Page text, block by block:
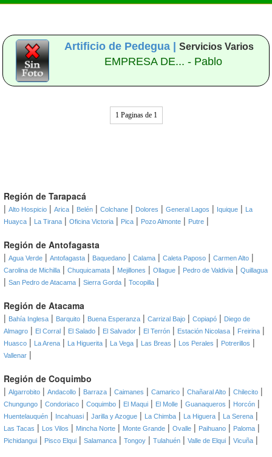
Artificio de Pedegua | Servicios Varios
EMPRESA DE... - Pablo
1 Paginas de 1
Región de Tarapacá
| Alto Hospicio | Arica | Belén | Colchane | Dolores | General Lagos | Iquique |
La
Huayca | La Tirana | Oficina Victoria | Pica | Pozo Almonte | Putre |
Región de Antofagasta
| Agua Verde | Antofagasta | Baquedano | Calama | Caleta Paposo | Carmen Alto |
Carolina de Michilla | Chuquicamata | Mejillones | Ollague | Pedro de Valdivia | Quillagua
| San Pedro de Atacama | Sierra Gorda | Tocopilla |
Región de Atacama
| Bahía Inglesa | Barquito | Buena Esperanza | Carrizal Bajo | Copiapó | Diego de
Almagro | El Corral | El Salado | El Salvador | El Terrón | Estación Nicolasa | Freirina |
Huasco | La Arena | La Higuerita | La Vega | Las Breas | Los Perales | Potrerillos |
Vallenar |
Región de Coquimbo
| Algarrobito | Andacollo | Barraza | Caimanes | Camarico | Chañaral Alto | Chilecito |
Chungungo | Condoriaco | Coquimbo | El Maqui | El Molle | Guanaqueros | Horcón |
Huentelauquén | Incahuasi | Jarilla y Azogue | La Chimba | La Higuera | La Serena |
Las Tacas | Los Vilos | Mincha Norte | Monte Grande | Ovalle | Paihuano | Paloma |
Pichidangui | Pisco Elqui | Salamanca | Tongoy | Tulahuén | Valle de Elqui | Vicuña |